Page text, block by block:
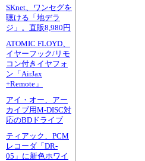
SKnet、ワンセグを
聴ける「地デラ
ジ」。直販8,980円
ATOMIC FLOYD、
イヤーフック/リモ
コン付きイヤフォ
ン「AirJax
+Remote」
アイ・オー、アー
カイブ用M-DISC対
応のBDドライブ
ティアック、PCM
レコーダ「DR-
05」に新色ホワイ